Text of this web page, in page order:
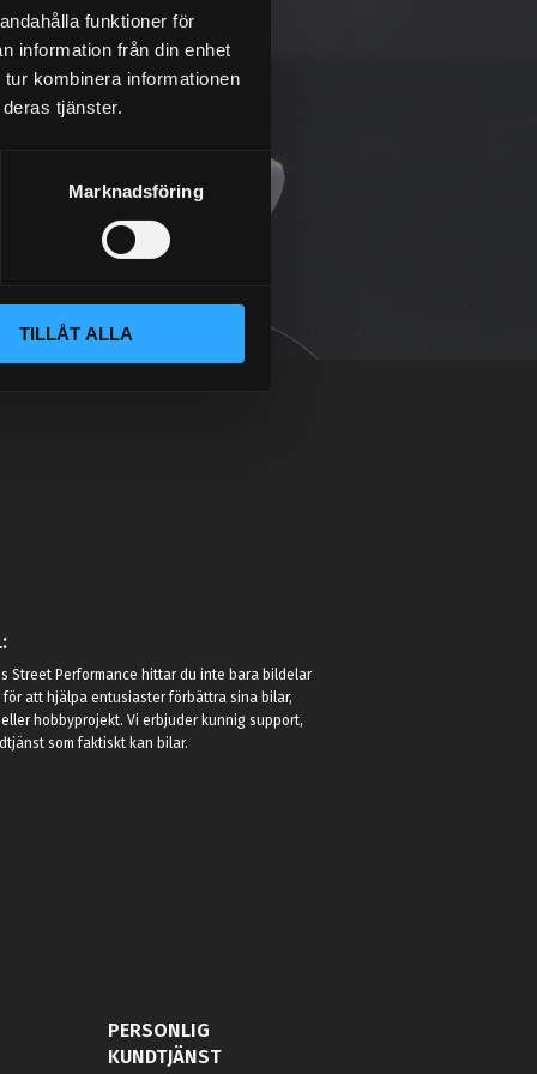
funktioner för
information från din enhet
kombinera informationen
tjänster.
Marknadsföring
TILLÅT ALLA
Street Performance hittar du inte bara bildelar
att hjälpa entusiaster förbättra sina bilar,
hobbyprojekt. Vi erbjuder kunnig support,
som faktiskt kan bilar.
PERSONLIG
KUNDTJÄNST